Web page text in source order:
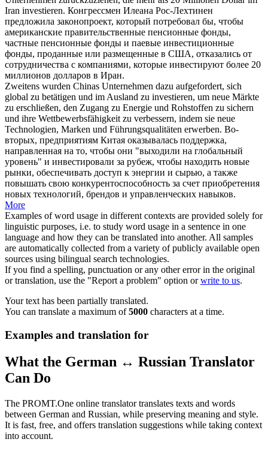
Iran investieren. Конгрессмен Илеана Рос-Лехтинен
предложила законопроект, который потребовал бы, чтобы
американские правительственные пенсионные фонды,
частные пенсионные фонды и паевые инвестиционные
фонды, проданные или размещенные в США, отказались от
сотрудничества с компаниями, которые инвестируют более 20
миллионов долларов в Иран.
Zweitens wurden Chinas Unternehmen dazu aufgefordert, sich
global zu betätigen und im Ausland zu investieren, um neue Märkte
zu erschließen, den Zugang zu Energie und Rohstoffen zu sichern
und ihre Wettbewerbsfähigkeit zu verbessern, indem sie neue
Technologien, Marken und Führungsqualitäten erwerben. Во-
вторых, предприятиям Китая оказывалась поддержка,
направленная на то, чтобы они "выходили на глобальный
уровень" и инвестировали за рубеж, чтобы находить новые
рынки, обеспечивать доступ к энергии и сырью, а также
повышать свою конкурентоспособность за счет приобретения
новых технологий, брендов и управленческих навыков.
More
Examples of word usage in different contexts are provided solely for
linguistic purposes, i.e. to study word usage in a sentence in one
language and how they can be translated into another. All samples
are automatically collected from a variety of publicly available open
sources using bilingual search technologies.
If you find a spelling, punctuation or any other error in the original
or translation, use the "Report a problem" option orwrite to us.
Your text has been partially translated.
You can translate a maximum of5000 characters at a time.
Examples and translation for
What the German ↔ Russian Translator
Can Do
The PROMT.One online translator translates texts and words
between German and Russian, while preserving meaning and style.
It is fast, free, and offers translation suggestions while taking context
into account.